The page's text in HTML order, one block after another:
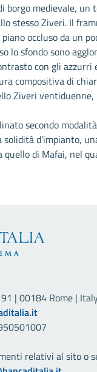
borgo medievale,
stesso Ziveri. Il
occluso da un
lo sfondo sono
con gli
compositiva di
Ziveri
secondo
d’impianto,
di Mafai, nel
| 00184 Rome |
relativi al sito o